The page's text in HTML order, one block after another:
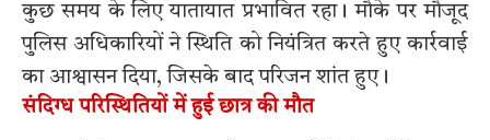
कुछ समय के लिए यातायात प्रभावित रहा। मौके पर मौजूद
पुलिस अधिकारियों ने स्थिति को नियंत्रित करते हुए कार्रवाई
का आश्वासन दिया, जिसके बाद परिजन शांत हुए।
संदिग्ध परिस्थितियों में हुई छात्र की मौत